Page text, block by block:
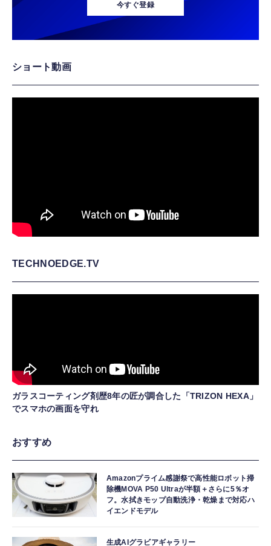
今すぐ登録
ショート動画
TECHNOEDGE.TV
ガラスコーティング剤歴8年の匠が調合した「TRIZON HEXA」
でスマホの画面を守れ
おすすめ
Amazonプライム感謝祭で高性能ロボット掃
除機MOVA P50 Ultraが半額＋さらに5％オ
フ。水拭きモップ自動洗浄・乾燥まで対応ハ
イエンドモデル
生成AIグラビアギャラリー